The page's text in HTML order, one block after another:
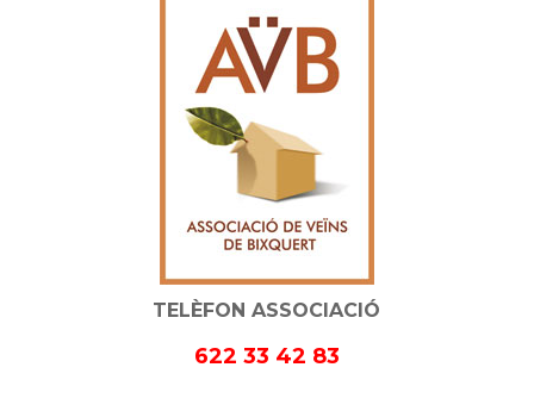
TELÈFON ASSOCIACIÓ
622 33 42 83